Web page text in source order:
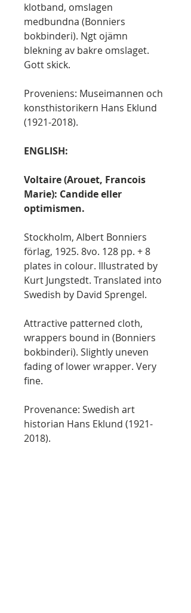
klotband, omslagen
medbundna (Bonniers
bokbinderi). Ngt ojämn
blekning av bakre omslaget.
Gott skick.
Proveniens: Museimannen och
konsthistorikern Hans Eklund
(1921-2018).
ENGLISH:
Voltaire (Arouet, Francois
Marie): Candide eller
optimismen.
Stockholm, Albert Bonniers
förlag, 1925. 8vo. 128 pp. + 8
plates in colour. Illustrated by
Kurt Jungstedt. Translated into
Swedish by David Sprengel.
Attractive patterned cloth,
wrappers bound in (Bonniers
bokbinderi). Slightly uneven
fading of lower wrapper. Very
fine.
Provenance: Swedish art
historian Hans Eklund (1921-
2018).